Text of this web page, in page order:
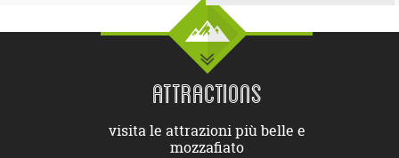
ATTRACTIONS
visita le attrazioni più belle e
mozzafiato